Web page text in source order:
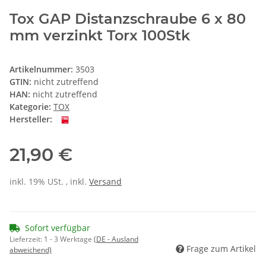
Tox GAP Distanzschraube 6 x 80
mm verzinkt Torx 100Stk
Artikelnummer: 3503
GTIN: nicht zutreffend
HAN: nicht zutreffend
Kategorie: TOX
Hersteller:
21,90 €
inkl. 19% USt. , inkl. Versand
Sofort verfügbar
Lieferzeit: 1 - 3 Werktage (DE - Ausland
abweichend)
Frage zum Artikel